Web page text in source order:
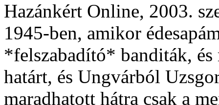
Hazánkért Online, 2003.
1945-ben, amikor
*felszabadító* banditák,
határt, és Ungvárból
maradhatott hátra csak a